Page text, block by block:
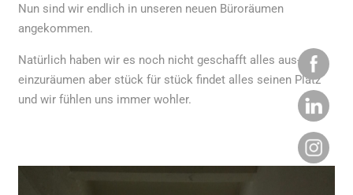
Nun sind wir endlich in unseren neuen Büroräumen
angekommen.
Natürlich haben wir es noch nicht geschafft alles aus- und
einzuräumen aber stück für stück findet alles seinen Platz
und wir fühlen uns immer wohler.